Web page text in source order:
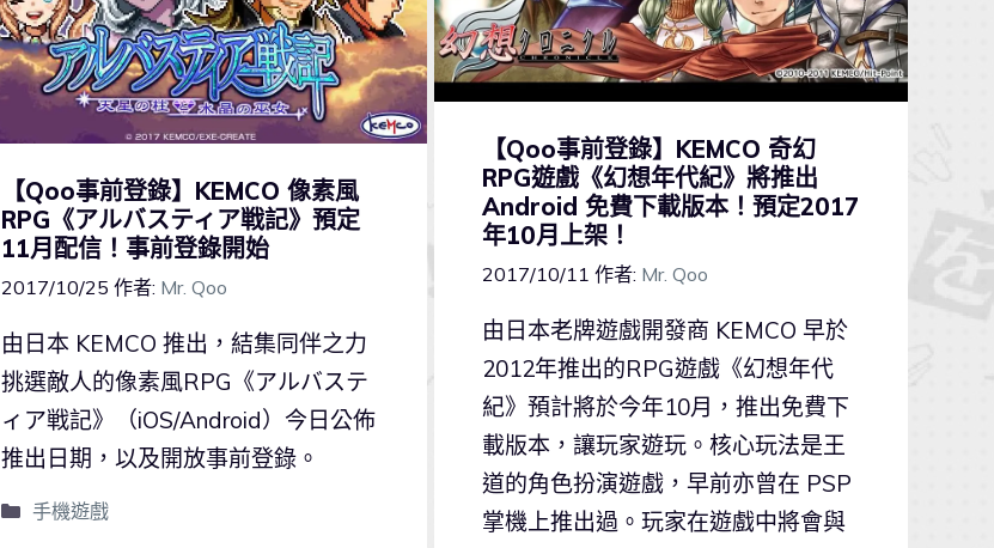
【Qoo事前登錄】KEMCO 像素風
RPG《アルバスティア戦記》預定
11月配信！事前登錄開始
2017/10/25 作者: Mr. Qoo
由日本 KEMCO 推出，結集同伴之力
挑選敵人的像素風RPG《アルバステ
ィア戦記》（iOS/Android）今日公佈
推出日期，以及開放事前登錄。
手機遊戲
【Qoo事前登錄】KEMCO 奇幻
RPG遊戲《幻想年代紀》將推出
Android 免費下載版本！預定2017
年10月上架！
2017/10/11 作者: Mr. Qoo
由日本老牌遊戲開發商 KEMCO 早於
2012年推出的RPG遊戲《幻想年代
紀》預計將於今年10月，推出免費下
載版本，讓玩家遊玩。核心玩法是王
道的角色扮演遊戲，早前亦曾在 PSP
掌機上推出過。玩家在遊戲中將會與